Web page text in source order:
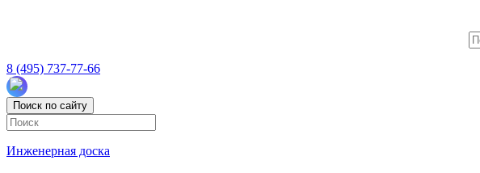
8 (495) 737-77-66
Поиск по сайту
Инженерная доска